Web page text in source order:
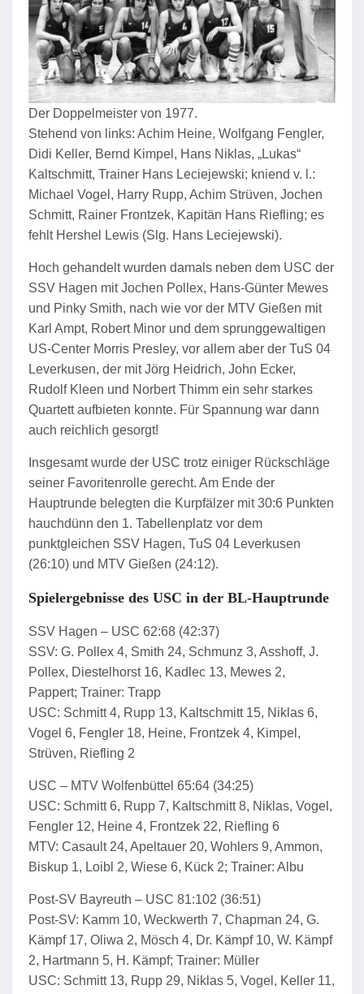
Der Doppelmeister von 1977.
Stehend von links: Achim Heine, Wolfgang Fengler,
Didi Keller, Bernd Kimpel, Hans Niklas, „Lukas“
Kaltschmitt, Trainer Hans Leciejewski; kniend v. l.:
Michael Vogel, Harry Rupp, Achim Strüven, Jochen
Schmitt, Rainer Frontzek, Kapitän Hans Riefling; es
fehlt Hershel Lewis (Slg. Hans Leciejewski).
Hoch gehandelt wurden damals neben dem USC der
SSV Hagen mit Jochen Pollex, Hans-Günter Mewes
und Pinky Smith, nach wie vor der MTV Gießen mit
Karl Ampt, Robert Minor und dem sprunggewaltigen
US-Center Morris Presley, vor allem aber der TuS 04
Leverkusen, der mit Jörg Heidrich, John Ecker,
Rudolf Kleen und Norbert Thimm ein sehr starkes
Quartett aufbieten konnte. Für Spannung war dann
auch reichlich gesorgt!
Insgesamt wurde der USC trotz einiger Rückschläge
seiner Favoritenrolle gerecht. Am Ende der
Hauptrunde belegten die Kurpfälzer mit 30:6 Punkten
hauchdünn den 1. Tabellenplatz vor dem
punktgleichen SSV Hagen, TuS 04 Leverkusen
(26:10) und MTV Gießen (24:12).
Spielergebnisse des USC in der BL-Hauptrunde
SSV Hagen – USC 62:68 (42:37)
SSV: G. Pollex 4, Smith 24, Schmunz 3, Asshoff, J.
Pollex, Diestelhorst 16, Kadlec 13, Mewes 2,
Pappert; Trainer: Trapp
USC: Schmitt 4, Rupp 13, Kaltschmitt 15, Niklas 6,
Vogel 6, Fengler 18, Heine, Frontzek 4, Kimpel,
Strüven, Riefling 2
USC – MTV Wolfenbüttel 65:64 (34:25)
USC: Schmitt 6, Rupp 7, Kaltschmitt 8, Niklas, Vogel,
Fengler 12, Heine 4, Frontzek 22, Riefling 6
MTV: Casault 24, Apeltauer 20, Wohlers 9, Ammon,
Biskup 1, Loibl 2, Wiese 6, Kück 2; Trainer: Albu
Post-SV Bayreuth – USC 81:102 (36:51)
Post-SV: Kamm 10, Weckwerth 7, Chapman 24, G.
Kämpf 17, Oliwa 2, Mösch 4, Dr. Kämpf 10, W. Kämpf
2, Hartmann 5, H. Kämpf; Trainer: Müller
USC: Schmitt 13, Rupp 29, Niklas 5, Vogel, Keller 11,